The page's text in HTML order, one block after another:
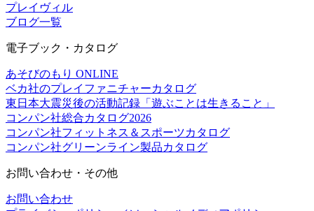
プレイヴィル
ブログ一覧
電子ブック・カタログ
あそびのもり ONLINE
ベカ社のプレイファニチャーカタログ
東日本大震災後の活動記録「遊ぶことは生きること」
コンパン社総合カタログ2026
コンパン社フィットネス＆スポーツカタログ
コンパン社グリーンライン製品カタログ
お問い合わせ・その他
お問い合わせ